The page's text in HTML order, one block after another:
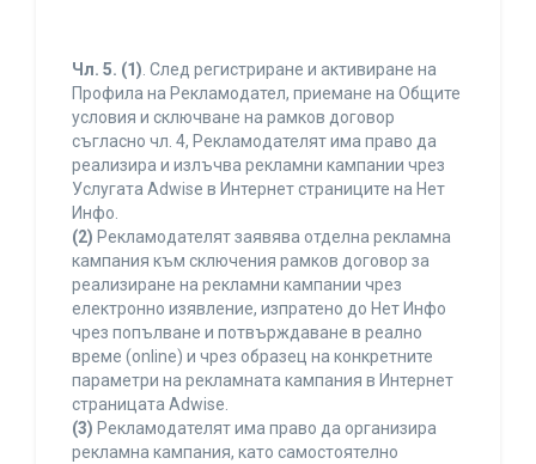
Чл. 5. (1). След регистриране и активиране на
Профила на Рекламодател, приемане на Общите
условия и сключване на рамков договор
съгласно чл. 4, Рекламодателят има право да
реализира и излъчва рекламни кампании чрез
Услугата Adwise в Интернет страниците на Нет
Инфо.
(2) Рекламодателят заявява отделна рекламна
кампания към сключения рамков договор за
реализиране на рекламни кампании чрез
електронно изявление, изпратено до Нет Инфо
чрез попълване и потвърждаване в реално
време (online) и чрез образец на конкретните
параметри на рекламната кампания в Интернет
страницата Adwise.
(3) Рекламодателят има право да организира
рекламна кампания, като самостоятелно